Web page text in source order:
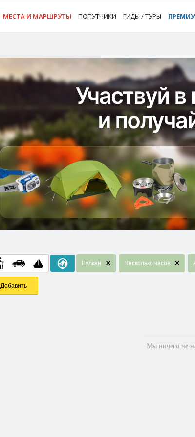
МЕСТА И МАРШРУТЫ ПОПУТЧИКИ ГИДЫ / ТУРЫ
Вулкан Несколько часов
Добавить
Мы ничего не